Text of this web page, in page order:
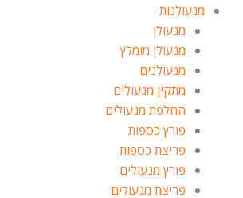
מנעולנות
מנעולן
מנעולן מומלץ
מנעולנים
מתקין מנעולים
החלפת מנעולים
פורץ כספות
פריצת כספות
פורץ מנעולים
פריצת מנעולים